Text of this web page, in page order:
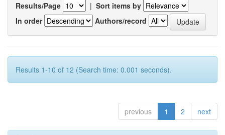
Results/Page | Sort items by
In order
Authors/record
Results 1-10 of 12 (Search time: 0.001 seconds).
previous 1 2 next